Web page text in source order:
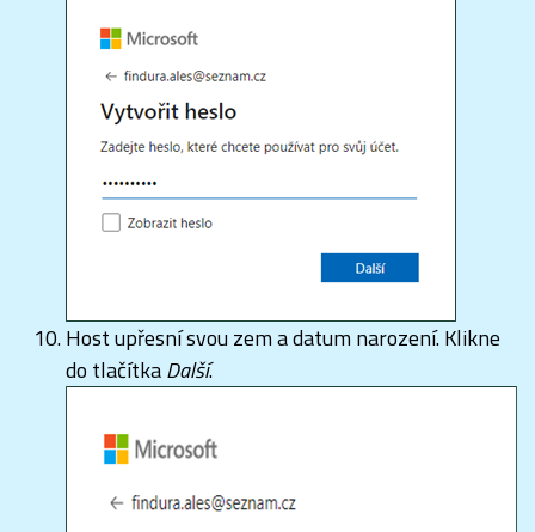
Host upřesní svou zem a datum narození. Klikne
do tlačítkaDalší.